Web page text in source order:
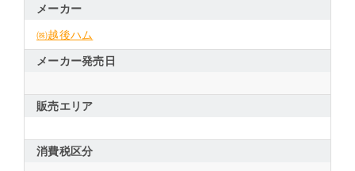
メーカー
㈱越後ハム
メーカー発売日
販売エリア
消費税区分